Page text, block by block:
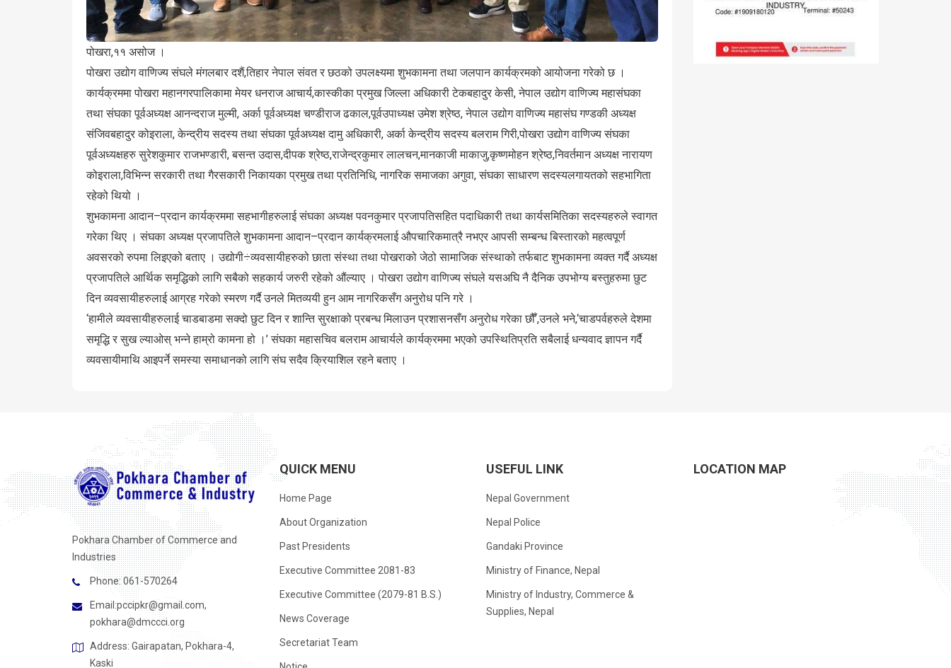
पोखरा,११ असोज ।
पोखरा उद्योग वाणिज्य संघले मंगलबार दशैं,तिहार नेपाल संवत र छठको उपलक्ष्यमा शुभकामना तथा जलपान कार्यक्रमको आयोजना गरेको छ ।
कार्यक्रममा पोखरा महानगरपालिकामा मेयर धनराज आचार्य,कास्कीका प्रमुख जिल्ला अधिकारी टेकबहादुर केसी, नेपाल उद्योग वाणिज्य महासंघका
तथा संघका पूर्वअध्यक्ष आनन्दराज मुल्मी, अर्का पूर्वअध्यक्ष चण्डीराज ढकाल,पूर्वउपाध्यक्ष उमेश श्रेष्ठ, नेपाल उद्योग वाणिज्य महासंघ गण्डकी अध्यक्ष
संजिवबहादुर कोइराला, केन्द्रीय सदस्य तथा संघका पूर्वअध्यक्ष दामु अधिकारी, अर्का केन्द्रीय सदस्य बलराम गिरी,पोखरा उद्योग वाणिज्य संघका
पूर्वअध्यक्षहरु सुरेशकुमार राजभण्डारी, बसन्त उदास,दीपक श्रेष्ठ,राजेन्द्रकुमार लालचन,मानकाजी माकाजु,कृष्णमोहन श्रेष्ठ,निवर्तमान अध्यक्ष नारायण
कोइराला,विभिन्न सरकारी तथा गैरसकारी निकायका प्रमुख तथा प्रतिनिधि, नागरिक समाजका अगुवा, संघका साधारण सदस्यलगायतको सहभागिता
रहेको थियो ।
शुभकामना आदान–प्रदान कार्यक्रममा सहभागीहरुलाई संघका अध्यक्ष पवनकुमार प्रजापतिसहित पदाधिकारी तथा कार्यसमितिका सदस्यहरुले स्वागत
गरेका थिए । संघका अध्यक्ष प्रजापतिले शुभकामना आदान–प्रदान कार्यक्रमलाई औपचारिकमात्रै नभएर आपसी सम्बन्ध बिस्तारको महत्वपूर्ण
अवसरको रुपमा लिइएको बताए । उद्योगी÷व्यवसायीहरुको छाता संस्था तथा पोखराको जेठो सामाजिक संस्थाको तर्फबाट शुभकामना व्यक्त गर्दै अध्यक्ष
प्रजापतिले आर्थिक समृद्धिको लागि सबैको सहकार्य जरुरी रहेको औंल्याए । पोखरा उद्योग वाणिज्य संघले यसअघि नै दैनिक उपभोग्य बस्तुहरुमा छुट
दिन व्यवसायीहरुलाई आग्रह गरेको स्मरण गर्दै उनले मितव्ययी हुन आम नागरिकसँग अनुरोध पनि गरे ।
‘हामीले व्यवसायीहरुलाई चाडबाडमा सक्दो छुट दिन र शान्ति सुरक्षाको प्रबन्ध मिलाउन प्रशासनसँग अनुरोध गरेका छौँ’,उनले भने,‘चाडपर्वहरुले देशमा
समृद्धि र सुख ल्याओस् भन्ने हाम्रो कामना हो ।’ संघका महासचिव बलराम आचार्यले कार्यक्रममा भएको उपस्थितिप्रति सबैलाई धन्यवाद ज्ञापन गर्दै
व्यवसायीमाथि आइपर्ने समस्या समाधानको लागि संघ सदैव क्रियाशिल रहने बताए ।
Pokhara Chamber of Commerce and
Industries
Phone: 061-570264
Email:pccipkr@gmail.com,
pokhara@dmccci.org
Address: Gairapatan, Pokhara-4,
Kaski
QUICK MENU
Home Page
About Organization
Past Presidents
Executive Committee 2081-83
Executive Committee (2079-81 B.S.)
News Coverage
Secretariat Team
USEFUL LINK
Nepal Government
Nepal Police
Gandaki Province
Ministry of Finance, Nepal
Ministry of Industry, Commerce &
Supplies, Nepal
LOCATION MAP